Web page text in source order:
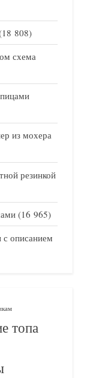
808)
схема
из мохера
резинкой
(16 965)
описанием
топа